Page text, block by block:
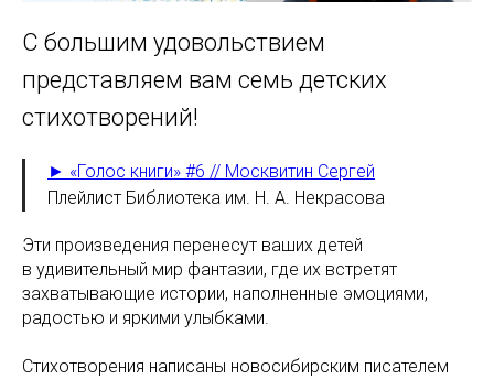
С большим удовольствием
представляем вам семь детских
стихотворений!
► «Голос книги» #6 // Москвитин Сергей
Плейлист Библиотека им. Н. А. Некрасова
Эти произведения перенесут ваших детей
в удивительный мир фантазии, где их встретят
захватывающие истории, наполненные эмоциями,
радостью и яркими улыбками.
Стихотворения написаны новосибирским писателем